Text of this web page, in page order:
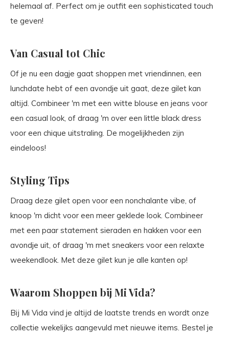
helemaal af. Perfect om je outfit een sophisticated touch
te geven!
Van Casual tot Chic
Of je nu een dagje gaat shoppen met vriendinnen, een
lunchdate hebt of een avondje uit gaat, deze gilet kan
altijd. Combineer 'm met een witte blouse en jeans voor
een casual look, of draag 'm over een little black dress
voor een chique uitstraling. De mogelijkheden zijn
eindeloos!
Styling Tips
Draag deze gilet open voor een nonchalante vibe, of
knoop 'm dicht voor een meer geklede look. Combineer
met een paar statement sieraden en hakken voor een
avondje uit, of draag 'm met sneakers voor een relaxte
weekendlook. Met deze gilet kun je alle kanten op!
Waarom Shoppen bij Mi Vida?
Bij Mi Vida vind je altijd de laatste trends en wordt onze
collectie wekelijks aangevuld met nieuwe items. Bestel je